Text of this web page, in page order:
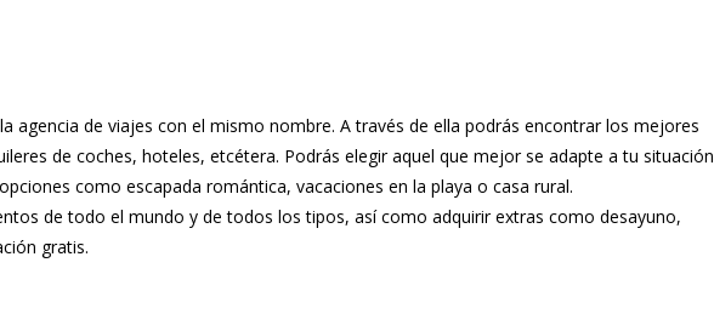
agencia de viajes con el mismo nombre. A través de ella podrás encontrar los mejores
de coches, hoteles, etcétera. Podrás elegir aquel que mejor se adapte a tu situación
como escapada romántica, vacaciones en la playa o casa rural.
de todo el mundo y de todos los tipos, así como adquirir extras como desayuno,
gratis.